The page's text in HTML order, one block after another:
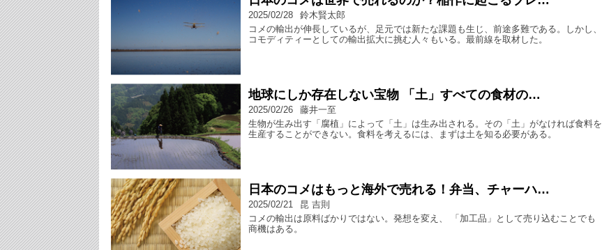
2025/02/28
鈴木賢太郎
コメの輸出が伸長しているが、足元では新たな課題も生じ、前途多難である。しかし、
コモディティーとしての輸出拡大に挑む人々もいる。最前線を取材した。
地球にしか存在しない宝物 「土」すべての食材の…
2025/02/26
藤井一至
生物が生み出す「腐植」によって「土」は生み出される。その「土」がなければ食料を
生産することができない。食料を考えるには、まずは土を知る必要がある。
日本のコメはもっと海外で売れる！弁当、チャーハ…
2025/02/21
昆 吉則
コメの輸出は原料ばかりではない。発想を変え、 「加工品」として売り込むことでも
商機はある。